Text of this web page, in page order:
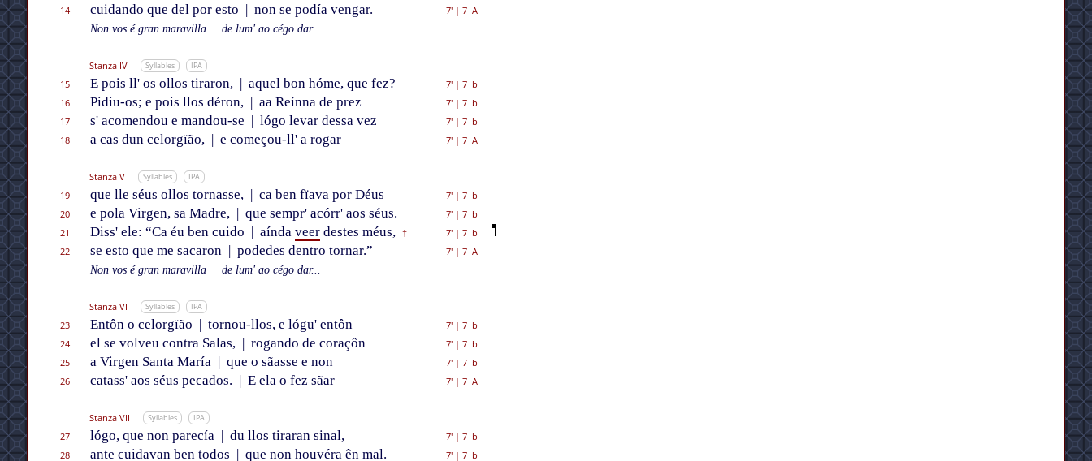
14
cuidando que del por esto | non se podía vengar. 7'| 7 A
Non vos é gran maravilla
de lum' ao cégo dar...
Stanza IV Syllables IPA
15 E pois ll' os ollos tiraron, | aquel bon hóme, que fez? 7'| 7 b
16
Pidiu-os; e pois llos déron, | aa Reínna de prez 7'| 7 b
17
s' acomendou e mandou-se | lógo levar dessa vez 7'| 7 b
18
a cas dun celorgïão, | e começou-ll' a rogar 7'| 7 A
Stanza V Syllables IPA
19 que lle séus ollos tornasse, | ca ben fïava por Déus 7'| 7 b
20
e pola Virgen, sa Madre, | que sempr' acórr' aos séus. 7'| 7 b
21
Diss' ele: “Ca éu ben cuido | aínda veerdestes méus, † 7'| 7 b
22
se esto que me sacaron | podedes dentro tornar.” 7'| 7 A
Non vos é gran maravilla
de lum' ao cégo dar...
Stanza VI Syllables IPA
23 Entôn o celorgïão | tornou-llos, e lógu' entôn 7'| 7 b
24
el se volveu contra Salas, | rogando de coraçôn 7'| 7 b
25
a Virgen Santa María | que o sãasse e non 7'| 7 b
26
catass' aos séus pecados. | E ela o fez sãar 7'| 7 A
Stanza VII Syllables IPA
27 lógo, que non parecía | du llos tiraran sinal, 7'| 7 b
28
ante cuidavan ben todos | que non houvéra ên mal. 7'| 7 b